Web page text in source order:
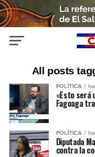
All posts
POLÍTICA
«Esto será
Fagoaga
POLÍTICA
Diputada
contra la